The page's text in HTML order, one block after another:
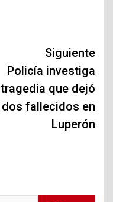
Siguiente
Policía investiga
tragedia que dejó
dos fallecidos en
Luperón